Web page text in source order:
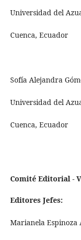
Universidad del
Cuenca, Ecuador
Sofía Alejandra
Universidad del
Cuenca, Ecuador
Comité Editorial -
Editores Jefes:
Marianela Espinoza